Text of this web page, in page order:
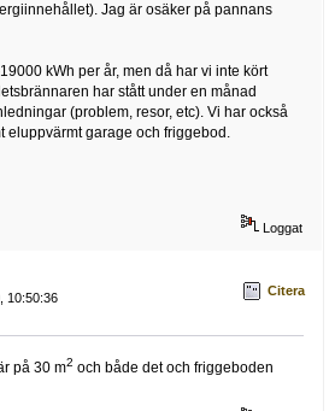
Jag är osäker på pannans
kWh per år, men då har vi inte kört
har stått under en månad
(problem, resor, etc). Vi har också
eluppvärmt garage och friggebod.
Loggat
10:50:36
Citera
på 30 m2 och både det och friggeboden